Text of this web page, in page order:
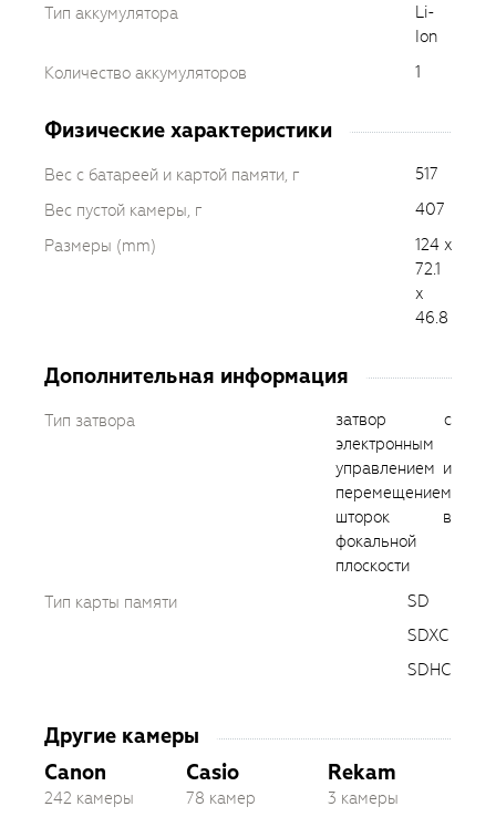
Тип аккумулятора
Li-
Ion
Количество аккумуляторов
1
Физические характеристики
Вес с батареей и картой памяти, г
517
Вес пустой камеры, г
407
Размеры (mm)
124 x
72.1
x
46.8
Дополнительная информация
Тип затвора
затвор с
электронным
управлением и
перемещением
шторок в
фокальной
плоскости
Тип карты памяти
SD
SDXC
SDHC
Другие камеры
Canon
242 камеры
Casio
78 камер
Rekam
3 камеры